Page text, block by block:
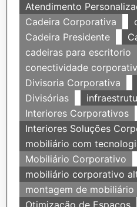
Atendimento
Cadeira Corporativa
Cadeira Presidente
cadeiras para escritorio
conectividade
Divisoria Corporativa
Divisórias
Interiores Corporativos
Interiores Soluções
mobiliário com
Mobiliário Corporativo
mobiliário corporativo
montagem de mobiliário
Otimização de Espaços